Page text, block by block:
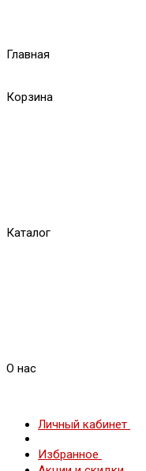
Главная
Корзина
Каталог
О нас
Личный кабинет
Избранное